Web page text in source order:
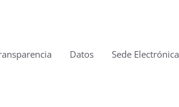
Datos Sede Electrónica